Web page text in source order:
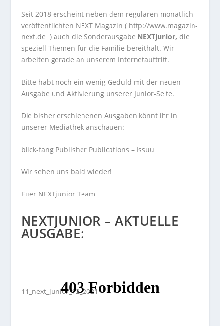
Seit 2018 erscheint neben dem regulären monatlich
veröffentlichten NEXT Magazin (http://www.magazin-
next.de ) auch die Sonderausgabe NEXTjunior, die
speziell Themen für die Familie bereithält. Wir
arbeiten gerade an unserem Internetauftritt.
Bitte habt noch ein wenig Geduld mit der neuen
Ausgabe und Aktivierung unserer Junior-Seite.
Die bisher erschienenen Ausgaben könnt ihr in
unserer Mediathek anschauen:
blick-fang Publisher Publications – Issuu
Wir sehen uns bald wieder!
Euer NEXTjunior Team
NEXTJUNIOR – AKTUELLE
AUSGABE:
11_next_junior_12_2021